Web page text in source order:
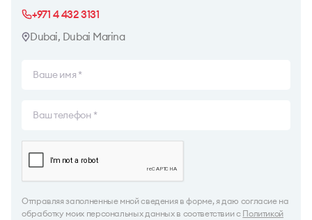
+971 4 432 3131
Dubai, Dubai Marina
Отправляя заполненные мной сведения в форме, я даю согласие на
обработку моих персональных данных в соответствии с Политикой